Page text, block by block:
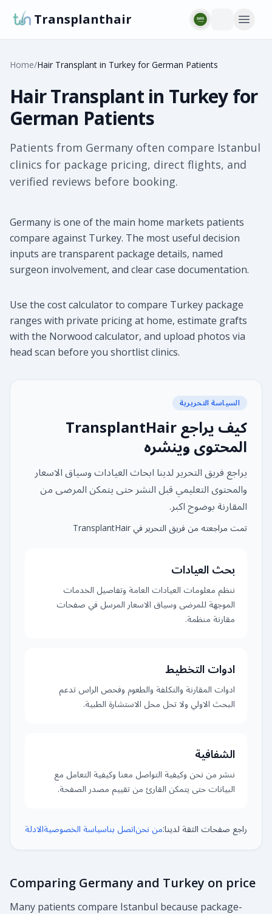
Transplanthair
Home/Hair Transplant in Turkey for German Patients
Hair Transplant in Turkey for
German Patients
Patients from Germany often compare Istanbul
clinics for package pricing, direct flights, and
verified reviews before booking.
Germany is one of the main home markets patients
compare against Turkey. The most useful decision
inputs are transparent package details, named
surgeon involvement, and clear case documentation.
Use the cost calculator to compare Turkey package
ranges with private pricing at home, estimate grafts
with the Norwood calculator, and upload photos via
head scan before you shortlist clinics.
السياسة التحريرية
كيف يراجع TransplantHair
المحتوى وينشره
يراجع فريق التحرير لدينا ابحاث العيادات وسياق الاسعار
والمحتوى التعليمي قبل النشر حتى يتمكن المرضى من
المقارنة بوضوح اكبر.
تمت مراجعته من فريق التحرير في TransplantHair
بحث العيادات
ننظم معلومات العيادات العامة وتفاصيل الخدمات
الموجهة للمرضى وسياق الاسعار المرسل في صفحات
مقارنة منظمة.
ادوات التخطيط
ادوات المقارنة والتكلفة والطعوم وفحص الراس تدعم
البحث الاولي ولا تحل محل الاستشارة الطبية.
الشفافية
ننشر من نحن وكيفية التواصل معنا وكيفية التعامل مع
البيانات حتى يتمكن القارئ من تقييم مصدر الصفحة.
راجع صفحات الثقة لدينا:من نحناتصل بناسياسة الخصوصيةالادلة
Comparing Germany and Turkey on price
Many patients compare Istanbul because package-